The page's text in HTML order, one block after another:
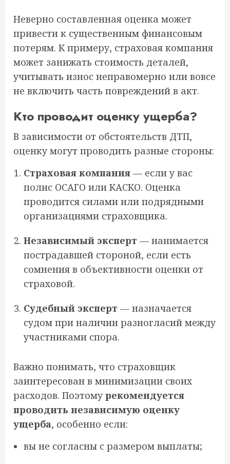
Неверно составленная оценка может
привести к существенным финансовым
потерям. К примеру, страховая компания
может занижать стоимость деталей,
учитывать износ неправомерно или вовсе
не включить часть повреждений в акт.
Кто проводит оценку ущерба?
В зависимости от обстоятельств ДТП,
оценку могут проводить разные стороны:
Страховая компания — если у вас
полис ОСАГО или КАСКО. Оценка
проводится силами или подрядными
организациями страховщика.
Независимый эксперт — нанимается
пострадавшей стороной, если есть
сомнения в объективности оценки от
страховой.
Судебный эксперт — назначается
судом при наличии разногласий между
участниками спора.
Важно понимать, что страховщик
заинтересован в минимизации своих
расходов. Поэтому рекомендуется
проводить независимую оценку
ущерба, особенно если:
вы не согласны с размером выплаты;